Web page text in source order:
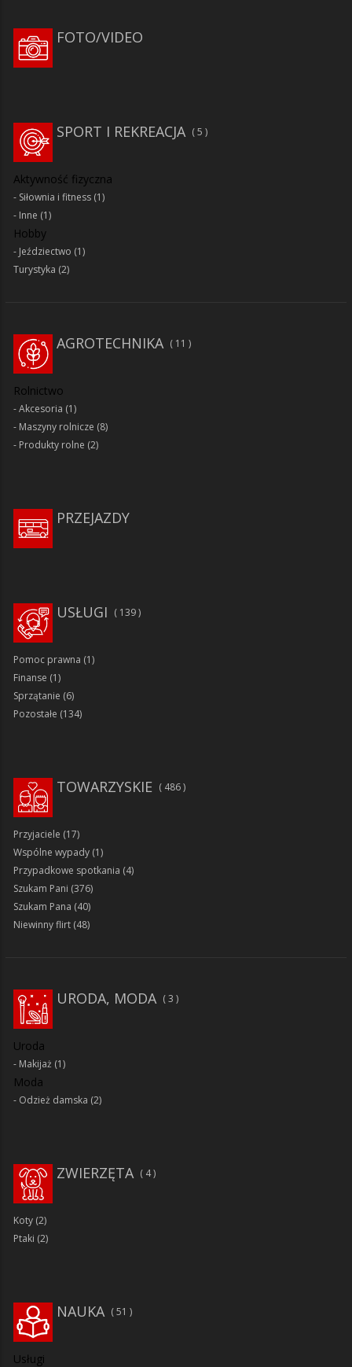
FOTO/VIDEO
SPORT I REKREACJA 5
Aktywność fizyczna
Siłownia i fitness (1)
Inne (1)
Hobby
Jeździectwo (1)
Turystyka (2)
AGROTECHNIKA 11
Rolnictwo
Akcesoria (1)
Maszyny rolnicze (8)
Produkty rolne (2)
PRZEJAZDY
139
USŁUGI
Pomoc prawna (1)
Finanse (1)
Sprzątanie (6)
Pozostałe (134)
TOWARZYSKIE 486
Przyjaciele (17)
Wspólne wypady (1)
Przypadkowe spotkania (4)
Szukam Pani (376)
Szukam Pana (40)
Niewinny flirt (48)
URODA, MODA 3
Uroda
Makijaż (1)
Moda
Odzież damska (2)
ZWIERZĘTA 4
Koty (2)
Ptaki (2)
51
NAUKA
Usługi